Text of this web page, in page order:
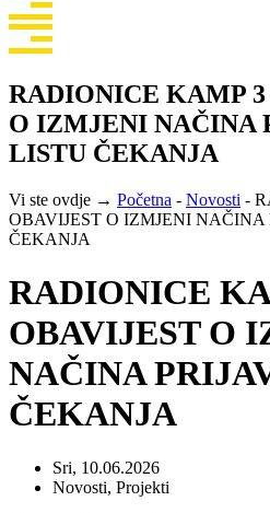
RADIONICE KAMP 3
O IZMJENI NAČINA
LISTU ČEKANJA
Vi ste ovdje → Početna - Novosti -
OBAVIJEST O IZMJENI NAČINA
ČEKANJA
RADIONICE
OBAVIJEST O
NAČINA
ČEKANJA
Sri, 10.06.2026
Novosti, Projekti